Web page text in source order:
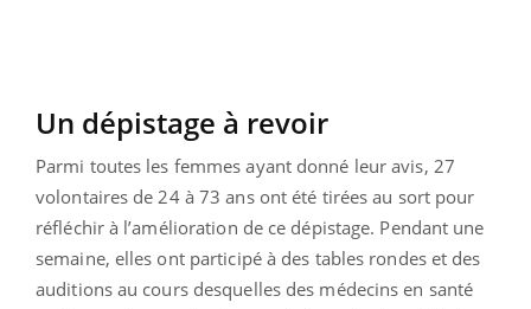
Un dépistage à revoir
Parmi toutes les femmes ayant donné leur avis, 27
volontaires de 24 à 73 ans ont été tirées au sort pour
réfléchir à l’amélioration de ce dépistage. Pendant une
semaine, elles ont participé à des tables rondes et des
auditions au cours desquelles des médecins en santé